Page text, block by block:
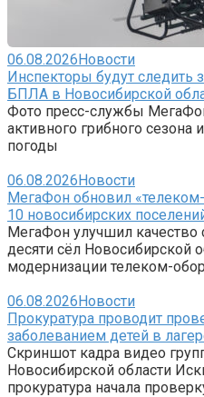
06.08.2026Новости
Инспекторы будут
БПЛА в Новосибирской
Фото пресс-службы
активного грибного
погоды
06.08.2026Новости
МегаФон обновил
10 новосибирских
МегаФон улучшил качество
десяти сёл Новосибирской
модернизации телеком-
06.08.2026Новости
Прокуратура проводит
заболеванием детей в
Скриншот кадра видео
Новосибирской области
прокуратура начала